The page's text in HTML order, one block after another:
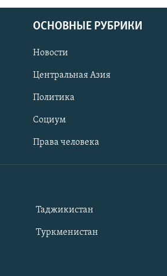
ОСНОВНЫЕ РУБРИКИ
Новости
Центральная Азия
Политика
Социум
Права человека
Таджикистан
Туркменистан